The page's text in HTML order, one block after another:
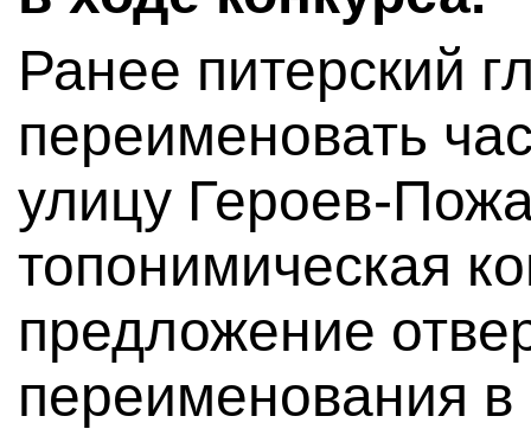
Ранее питерский
переименовать
улицу Героев-
топонимическая
предложение
переименования в